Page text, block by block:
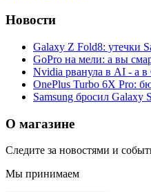
Новости
Galaxy Z Fold8: утечки
GoPro на мели: а вы
Nvidia рванула в AI - а
OnePlus Turbo 6X Pro:
Samsung бросил Galaxy
О магазине
Следите за новостями и
Мы принимаем